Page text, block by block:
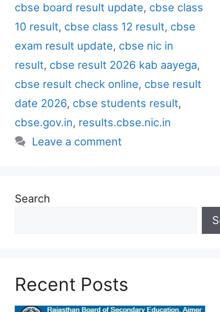
cbse board result update, cbse class
10 result, cbse class 12 result, cbse
exam result update, cbse nic in
result, cbse result 2026 kab aayega,
cbse result check online, cbse result
date 2026, cbse students result,
cbse.gov.in, results.cbse.nic.in
Leave a comment
Search
Recent Posts